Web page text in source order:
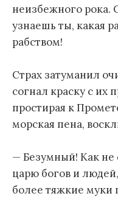
неизбежного рока.
узнаешь ты, какая
рабством!
Страх затуманил
согнал краску с их
простирая к
морская пена,
— Безумный! Как не
царю богов и
более тяжкие муки